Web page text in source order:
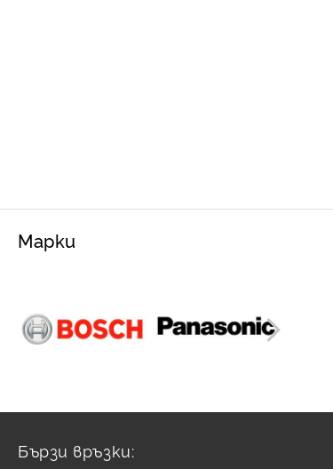
Марки
Бързи връзки: